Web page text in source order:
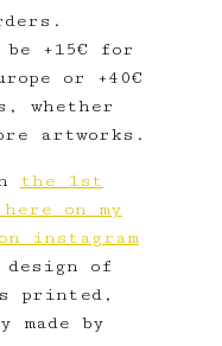
+15€ for
or +40€
whether
artworks.
the 1st
on my
instagram
of
printed,
by